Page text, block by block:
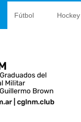
Fútbol Hockey